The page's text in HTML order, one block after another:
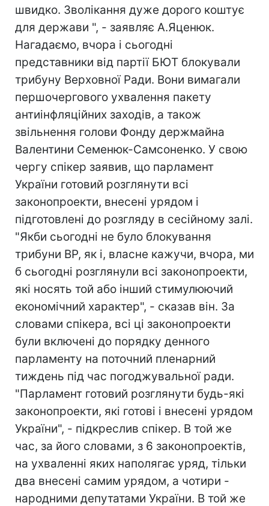
швидко. Зволікання дуже дорого коштує
для держави ", - заявляє А.Яценюк.
Нагадаємо, вчора і сьогодні
представники від партії БЮТ блокували
трибуну Верховної Ради. Вони вимагали
першочергового ухвалення пакету
антиінфляційних заходів, а також
звільнення голови Фонду держмайна
Валентини Семенюк-Самсоненко. У свою
чергу спікер заявив, що парламент
України готовий розглянути всі
законопроекти, внесені урядом і
підготовлені до розгляду в сесійному залі.
"Якби сьогодні не було блокування
трибуни ВР, як і, власне кажучи, вчора, ми
б сьогодні розглянули всі законопроекти,
які носять той або інший стимулюючий
економічний характер", - сказав він. За
словами спікера, всі ці законопроекти
були включені до порядку денного
парламенту на поточний пленарний
тиждень під час погоджувальної ради.
"Парламент готовий розглянути будь-які
законопроекти, які готові і внесені урядом
України", - підкреслив спікер. В той же
час, за його словами, з 6 законопроектів,
на ухваленні яких наполягає уряд, тільки
два внесені самим урядом, а чотири -
народними депутатами України. В той же